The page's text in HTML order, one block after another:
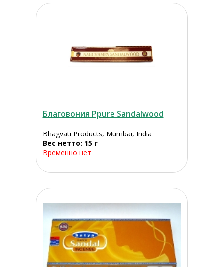
Благовония Ppure Sandalwood
Bhagvati Products, Mumbai, India
Вес нетто: 15 г
Временно нет